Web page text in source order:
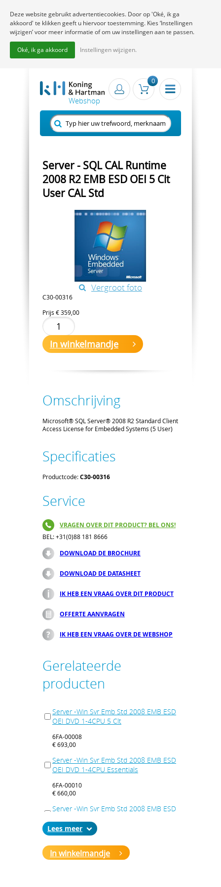
0
Server - SQL CAL Runtime
2008 R2 EMB ESD OEI 5 Clt
User CAL Std
Vergroot foto
C30-00316
Prijs € 359,00
In winkelmandje
Omschrijving
Microsoft® SQL Server® 2008 R2 Standard Client
Access License for Embedded Systems (5 User)
Specificaties
Productcode:C30-00316
Service
VRAGEN OVER DIT PRODUCT? BEL ONS!
BEL: +31(0)88 181 8666
DOWNLOAD DE BROCHURE
DOWNLOAD DE DATASHEET
IK HEB EEN VRAAG OVER DIT PRODUCT
OFFERTE AANVRAGEN
IK HEB EEN VRAAG OVER DE WEBSHOP
Gerelateerde
producten
Server -Win Svr Emb Std 2008 EMB ESD
OEI DVD 1-4CPU 5 Clt
6FA-00008
€ 693,00
Server -Win Svr Emb Std 2008 EMB ESD
OEI DVD 1-4CPU Essentials
6FA-00010
€ 660,00
Server -Win Svr Emb Std 2008 EMB ESD
6FA-00012
Server -Win Svr Emb Std 2008 R2 64Bit
Lees
In winkelmandje
Deze website gebruikt advertentiecookies. Door op 'Oké, ik ga
akkoord' te klikken geeft u hiervoor toestemming. Kies ‘Instellingen
wijzigen’ voor meer informatie of om uw instellingen aan te passen.
Oké, ik ga akkoord Instellingen wijzigen.